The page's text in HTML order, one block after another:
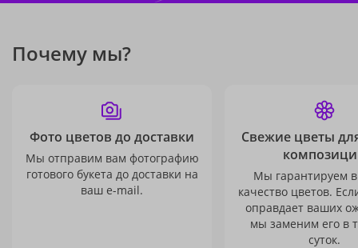
Почему мы?
Фото цветов до доставки
Мы отправим вам фотографию
готового букета до доставки на
ваш e-mail.
Свежие цветы
Мы гарантируем
качество цветов.
оправдает ваших
мы заменим его в
суток.